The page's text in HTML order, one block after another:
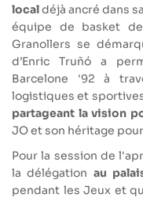
localdéjà ancré dans
équipe de basket
Granollers se
d’Enric Truñó a
Barcelone '92 à
logistiques et
partageant la vision
JO et son héritage pour
Pour la session de
la délégation au
pendant les Jeux et